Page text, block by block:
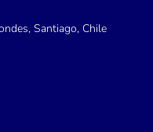
Santiago, Chile